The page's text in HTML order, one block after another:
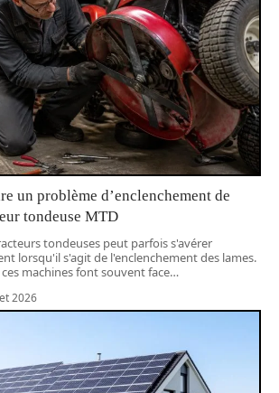
un problème d’enclenchement de
tondeuse MTD
tondeuses peut parfois s'avérer
lorsqu'il s'agit de l'enclenchement des lames.
machines font souvent face…
2026